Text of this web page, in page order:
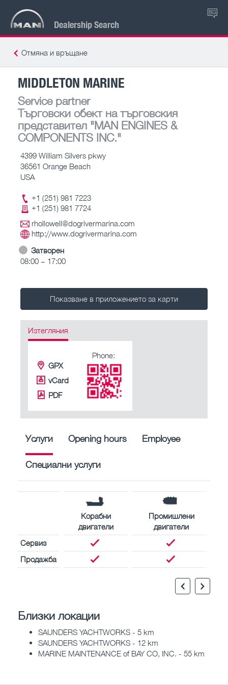
Dealership Search
BG
Отмяна и връщане
MIDDLETON MARINE
Service partner
Търговски обект на търговския
представител "MAN ENGINES &
COMPONENTS INC."
4399 William Silvers pkwy
36561 Orange Beach
USA
+1 (251) 981 7223
+1 (251) 981 7724
rhollowell@dogrivermarina.com
http://www.dogrivermarina.com
Затворен
08:00 – 17:00
Показване в приложението за карти
Изтегляния
GPX
vCard
PDF
Phone:
Услуги Opening hours Employee
Специални услуги
Корабни
двигатели
Промишлени
двигатели
Сервиз
Продажба
Близки локации
SAUNDERS YACHTWORKS - 5 km
SAUNDERS YACHTWORKS - 12 km
MARINE MAINTENANCE of BAY CO, INC. - 55 km